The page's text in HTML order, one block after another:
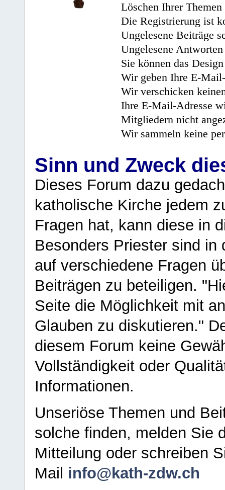
Löschen Ihrer
Die Registrierung ist
Ungelesene Beiträge
Ungelesene
Sie können das
Wir geben Ihre E-
Wir verschicken
Ihre E-Mail-Adresse
Mitgliedern nicht
Wir sammeln keine
Sinn und Zweck
Dieses Forum dazu
katholische Kirche jedem
Fragen hat, kann diese in
Besonders Priester sind in
auf verschiedene Fragen
Beiträgen zu beteiligen.
Seite die Möglichkeit mit
Glauben zu diskutieren."
diesem Forum keine
Vollständigkeit oder
Informationen.
Unseriöse Themen und
solche finden, melden Sie
Mitteilung oder schreiben
Mail info@kath-zdw.ch